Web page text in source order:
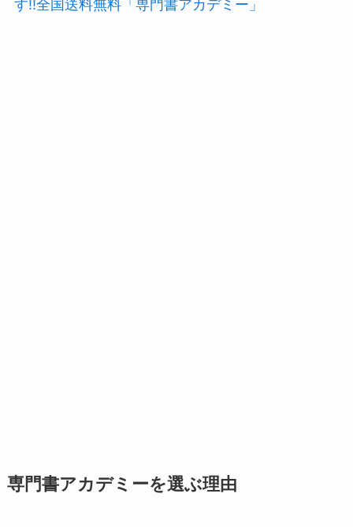
す!!全国送料無料「専門書アカデミー」
専門書アカデミーを選ぶ理由